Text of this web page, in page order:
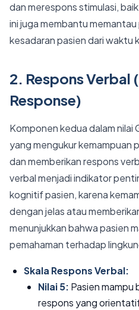
dan merespons stimulasi,
ini juga membantu
kesadaran pasien dari waktu
2. Respons Verbal
Response)
Komponen kedua dalam nilai
yang mengukur kemampuan
dan memberikan respons
verbal menjadi indikator
kognitif pasien, karena
dengan jelas atau
menunjukkan bahwa pasien
pemahaman terhadap
Skala Respons Verbal:
Nilai 5: Pasien mampu
respons yang